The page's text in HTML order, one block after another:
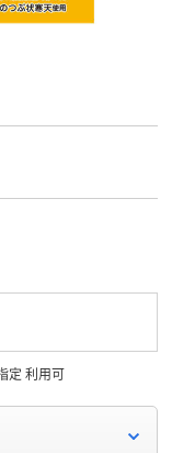
定 利用可